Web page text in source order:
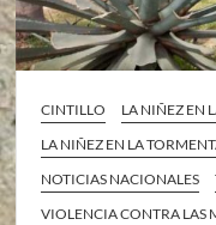
CINTILLO
LA NIÑEZ EN
LA NIÑEZ EN LA
NOTICIAS NACIONALES
VIOLENCIA CONTRA LAS